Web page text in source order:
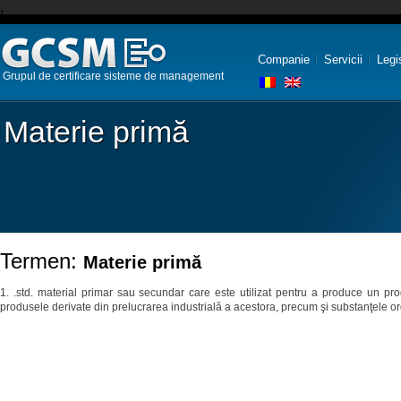
,
Grupul de certificare sisteme de management
Companie Servicii
Materie primă
Termen: Materie primă
1. .std. material primar sau secundar care este utilizat pentru a produce un
produsele derivate din prelucrarea industrială a acestora, precum şi substanţele